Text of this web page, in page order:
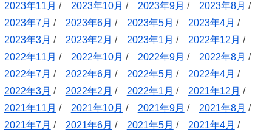
2023年11月 / 2023年10月 / 2023年9月 / 2023年8月 /
2023年7月 / 2023年6月 / 2023年5月 / 2023年4月 /
2023年3月 / 2023年2月 / 2023年1月 / 2022年12月 /
2022年11月 / 2022年10月 / 2022年9月 / 2022年8月 /
2022年7月 / 2022年6月 / 2022年5月 / 2022年4月 /
2022年3月 / 2022年2月 / 2022年1月 / 2021年12月 /
2021年11月 / 2021年10月 / 2021年9月 / 2021年8月 /
2021年7月 / 2021年6月 / 2021年5月 / 2021年4月 /